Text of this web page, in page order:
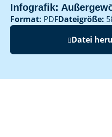
Infografik:
Format: PDFDateigröße:
Datei